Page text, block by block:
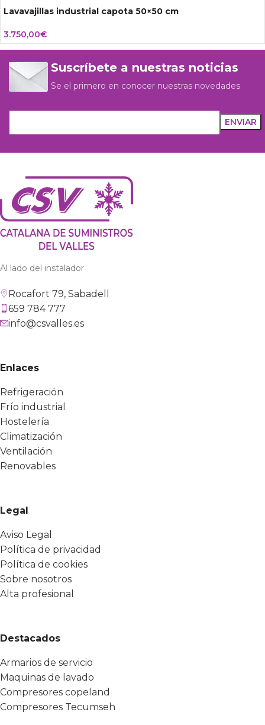
Lavavajillas industrial capota 50×50 cm
3.750,00€
Suscríbete a nuestras noticias
Se el primero en conocer nuestras novedades
Al lado del instalador
Rocafort 79, Sabadell
659 784 777
info@csvalles.es
Enlaces
Refrigeración
Frío industrial
Hostelería
Climatización
Ventilación
Renovables
Legal
Aviso Legal
Política de privacidad
Política de cookies
Sobre nosotros
Alta profesional
Destacados
Armarios de servicio
Maquinas de lavado
Compresores copeland
Compresores Tecumseh